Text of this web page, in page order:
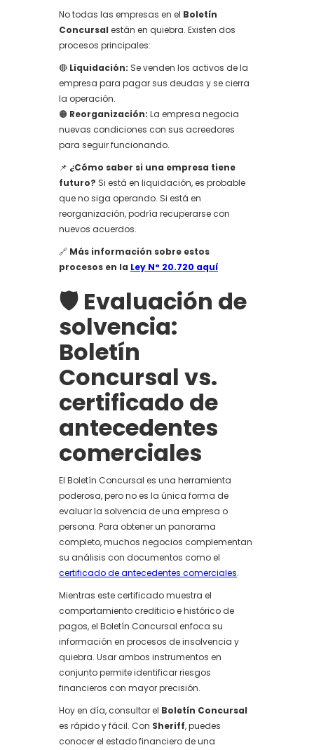
No todas las empresas en el Boletín
Concursal están en quiebra. Existen dos
procesos principales:
🔴 Liquidación: Se venden los activos de la
empresa para pagar sus deudas y se cierra
la operación.
🟠 Reorganización: La empresa negocia
nuevas condiciones con sus acreedores
para seguir funcionando.
📌 ¿Cómo saber si una empresa tiene
futuro? Si está en liquidación, es probable
que no siga operando. Si está en
reorganización, podría recuperarse con
nuevos acuerdos.
🔗 Más información sobre estos
procesos en la Ley N° 20.720 aquí
🛡️ Evaluación de
solvencia:
Boletín
Concursal vs.
certificado de
antecedentes
comerciales
El Boletín Concursal es una herramienta
poderosa, pero no es la única forma de
evaluar la solvencia de una empresa o
persona. Para obtener un panorama
completo, muchos negocios complementan
su análisis con documentos como el
certificado de antecedentes comerciales.
Mientras este certificado muestra el
comportamiento crediticio e histórico de
pagos, el Boletín Concursal enfoca su
información en procesos de insolvencia y
quiebra. Usar ambos instrumentos en
conjunto permite identificar riesgos
financieros con mayor precisión.
Hoy en día, consultar el Boletín Concursal
es rápido y fácil. Con Sheriff, puedes
conocer el estado financiero de una